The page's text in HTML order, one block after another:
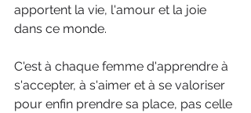
apportent la vie, l'amour et la joie
dans ce monde.
C'est à chaque femme d'apprendre à
s'accepter, à s'aimer et à se valoriser
pour enfin prendre sa place, pas celle